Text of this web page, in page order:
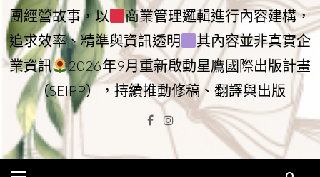
團經營故事，以
商業管理邏輯進行內容建構，
追求效率、精準與資訊透明
其內容並非真實企
業資訊
2026年9月重新啟動星鷹國際出版計畫
（SEIPP），持續推動修稿、翻譯與出版
Facebook
Instagram